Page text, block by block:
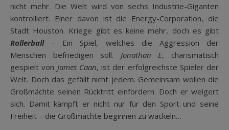
nicht mehr. Die Welt wird von sechs Industrie-Giganten
kontrolliert. Einer davon ist die Energy-Corporation, die
Stadt Houston. Kriege gibt es keine mehr, doch es gibt
Rollerball – Ein Spiel, welches die Aggression der
Menschen befriedigen soll. Jonathan E, charismatisch
gespielt von James Caan, ist der erfolgreichste Spieler der
Welt. Doch das gefällt nicht jedem. Gemeinsam wollen die
Großmächte seinen Rücktritt einfordern. Doch er weigert
sich. Damit kämpft er nicht nur für den Sport und seine
Freiheit – die Großmächte beginnen zu wackeln…